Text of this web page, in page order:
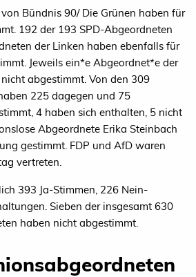
Bündnis 90/ Die Grünen haben für
192 der 193 SPD-Abgeordneten
der Linken haben ebenfalls für
Jeweils ein*e Abgeordnet*e der
abgestimmt. Von den 309
225 dagegen und 75
4 haben sich enthalten, 5 nicht
Abgeordnete Erika Steinbach
gestimmt. FDP und AfD waren
vertreten.
393 Ja-Stimmen, 226 Nein-
Sieben der insgesamt 630
haben nicht abgestimmt.